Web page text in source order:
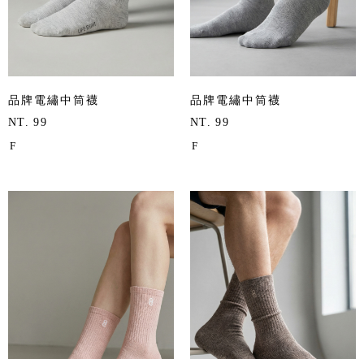
品牌電繡中筒襪
NT. 99
F
品牌電繡中筒襪
NT. 99
F